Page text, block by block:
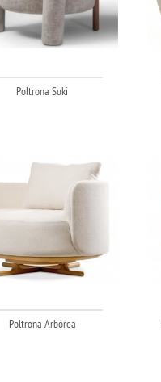
Poltrona Suki
Poltrona Arbórea